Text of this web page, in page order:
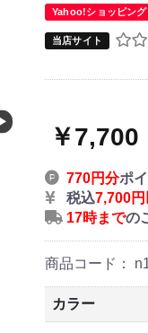
Yahoo!ショッピング
当店サイト
￥7,700
770円分ポ
税込7,700円
17時までの
商品コード：
カラー